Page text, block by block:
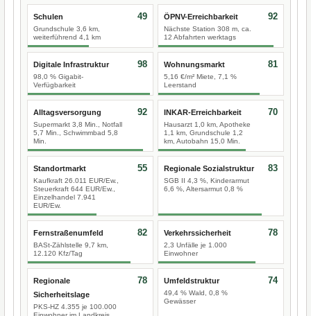
Schulen
Grundschule 3,6 km,
weiterführend 4,1 km
49 ÖPNV-Erreichbarkeit
Nächste Station 308 m, ca.
12 Abfahrten werktags
92
Digitale Infrastruktur
98,0 % Gigabit-
Verfügbarkeit
98 Wohnungsmarkt
5,16 €/m² Miete, 7,1 %
Leerstand
81
Alltagsversorgung
Supermarkt 3,8 Min., Notfall
5,7 Min., Schwimmbad 5,8
Min.
92 INKAR-Erreichbarkeit
Hausarzt 1,0 km, Apotheke
1,1 km, Grundschule 1,2
km, Autobahn 15,0 Min.
70
Standortmarkt
Kaufkraft 26.011 EUR/Ew.,
Steuerkraft 644 EUR/Ew.,
Einzelhandel 7.941
EUR/Ew.
55 Regionale Sozialstruktur
SGB II 4,3 %, Kinderarmut
6,6 %, Altersarmut 0,8 %
83
Fernstraßenumfeld
BASt-Zählstelle 9,7 km,
12.120 Kfz/Tag
82 Verkehrssicherheit
2,3 Unfälle je 1.000
Einwohner
78
Regionale
Sicherheitslage
PKS-HZ 4.355 je 100.000
78 Umfeldstruktur
49,4 % Wald, 0,8 %
Gewässer
74